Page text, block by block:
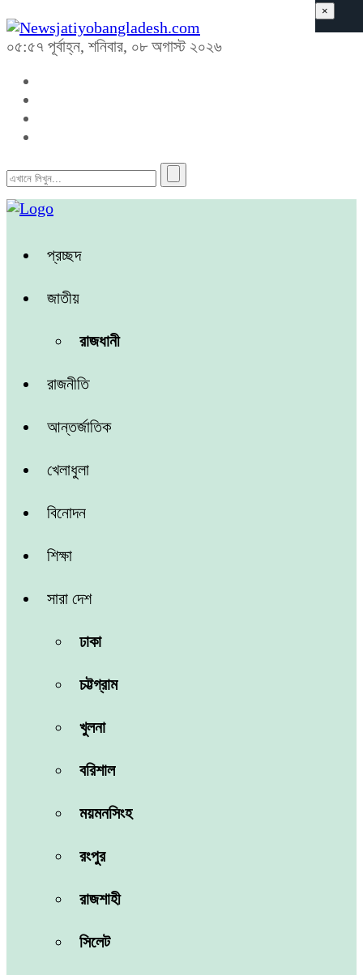
০৫:৫৭ পূর্বাহ্ন, শনিবার, ০৮ অগাস্ট ২০২৬
প্রচ্ছদ
জাতীয়
রাজধানী
রাজনীতি
আন্তর্জাতিক
খেলাধুলা
বিনোদন
শিক্ষা
সারা দেশ
ঢাকা
চট্টগ্রাম
খুলনা
বরিশাল
ময়মনসিংহ
রংপুর
রাজশাহী
সিলেট
×